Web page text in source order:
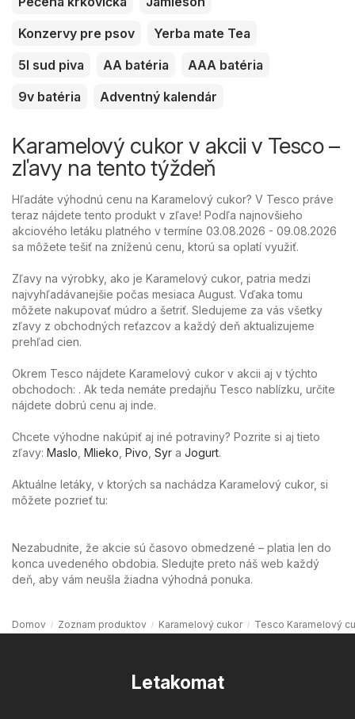
Konzervy pre psov
Yerba mate Tea
5l sud piva
AA batéria
AAA batéria
9v batéria
Adventný kalendár
Karamelový cukor v akcii v Tesco –
zľavy na tento týždeň
Hľadáte výhodnú cenu na Karamelový cukor? V Tesco práve
teraz nájdete tento produkt v zľave! Podľa najnovšieho
akciového letáku platného v termíne 03.08.2026 - 09.08.2026
sa môžete tešiť na zníženú cenu, ktorú sa oplatí využiť.
Zľavy na výrobky, ako je Karamelový cukor, patria medzi
najvyhľadávanejšie počas mesiaca August. Vďaka tomu
môžete nakupovať múdro a šetriť. Sledujeme za vás všetky
zľavy z obchodných reťazcov a každý deň aktualizujeme
prehľad cien.
Okrem Tesco nájdete Karamelový cukor v akcii aj v týchto
obchodoch: . Ak teda nemáte predajňu Tesco nablízku, určite
nájdete dobrú cenu aj inde.
Chcete výhodne nakúpiť aj iné potraviny? Pozrite si aj tieto
zľavy: Maslo Mlieko Pivo Syr a Jogurt.
Aktuálne letáky, v ktorých sa nachádza Karamelový cukor, si
môžete pozrieť tu:
Nezabudnite, že akcie sú časovo obmedzené – platia len do
konca uvedeného obdobia. Sledujte preto náš web každý
deň, aby vám neušla žiadna výhodná ponuka.
Domov Zoznam produktov Karamelový cukor Tesco Karamelový
Letakomat